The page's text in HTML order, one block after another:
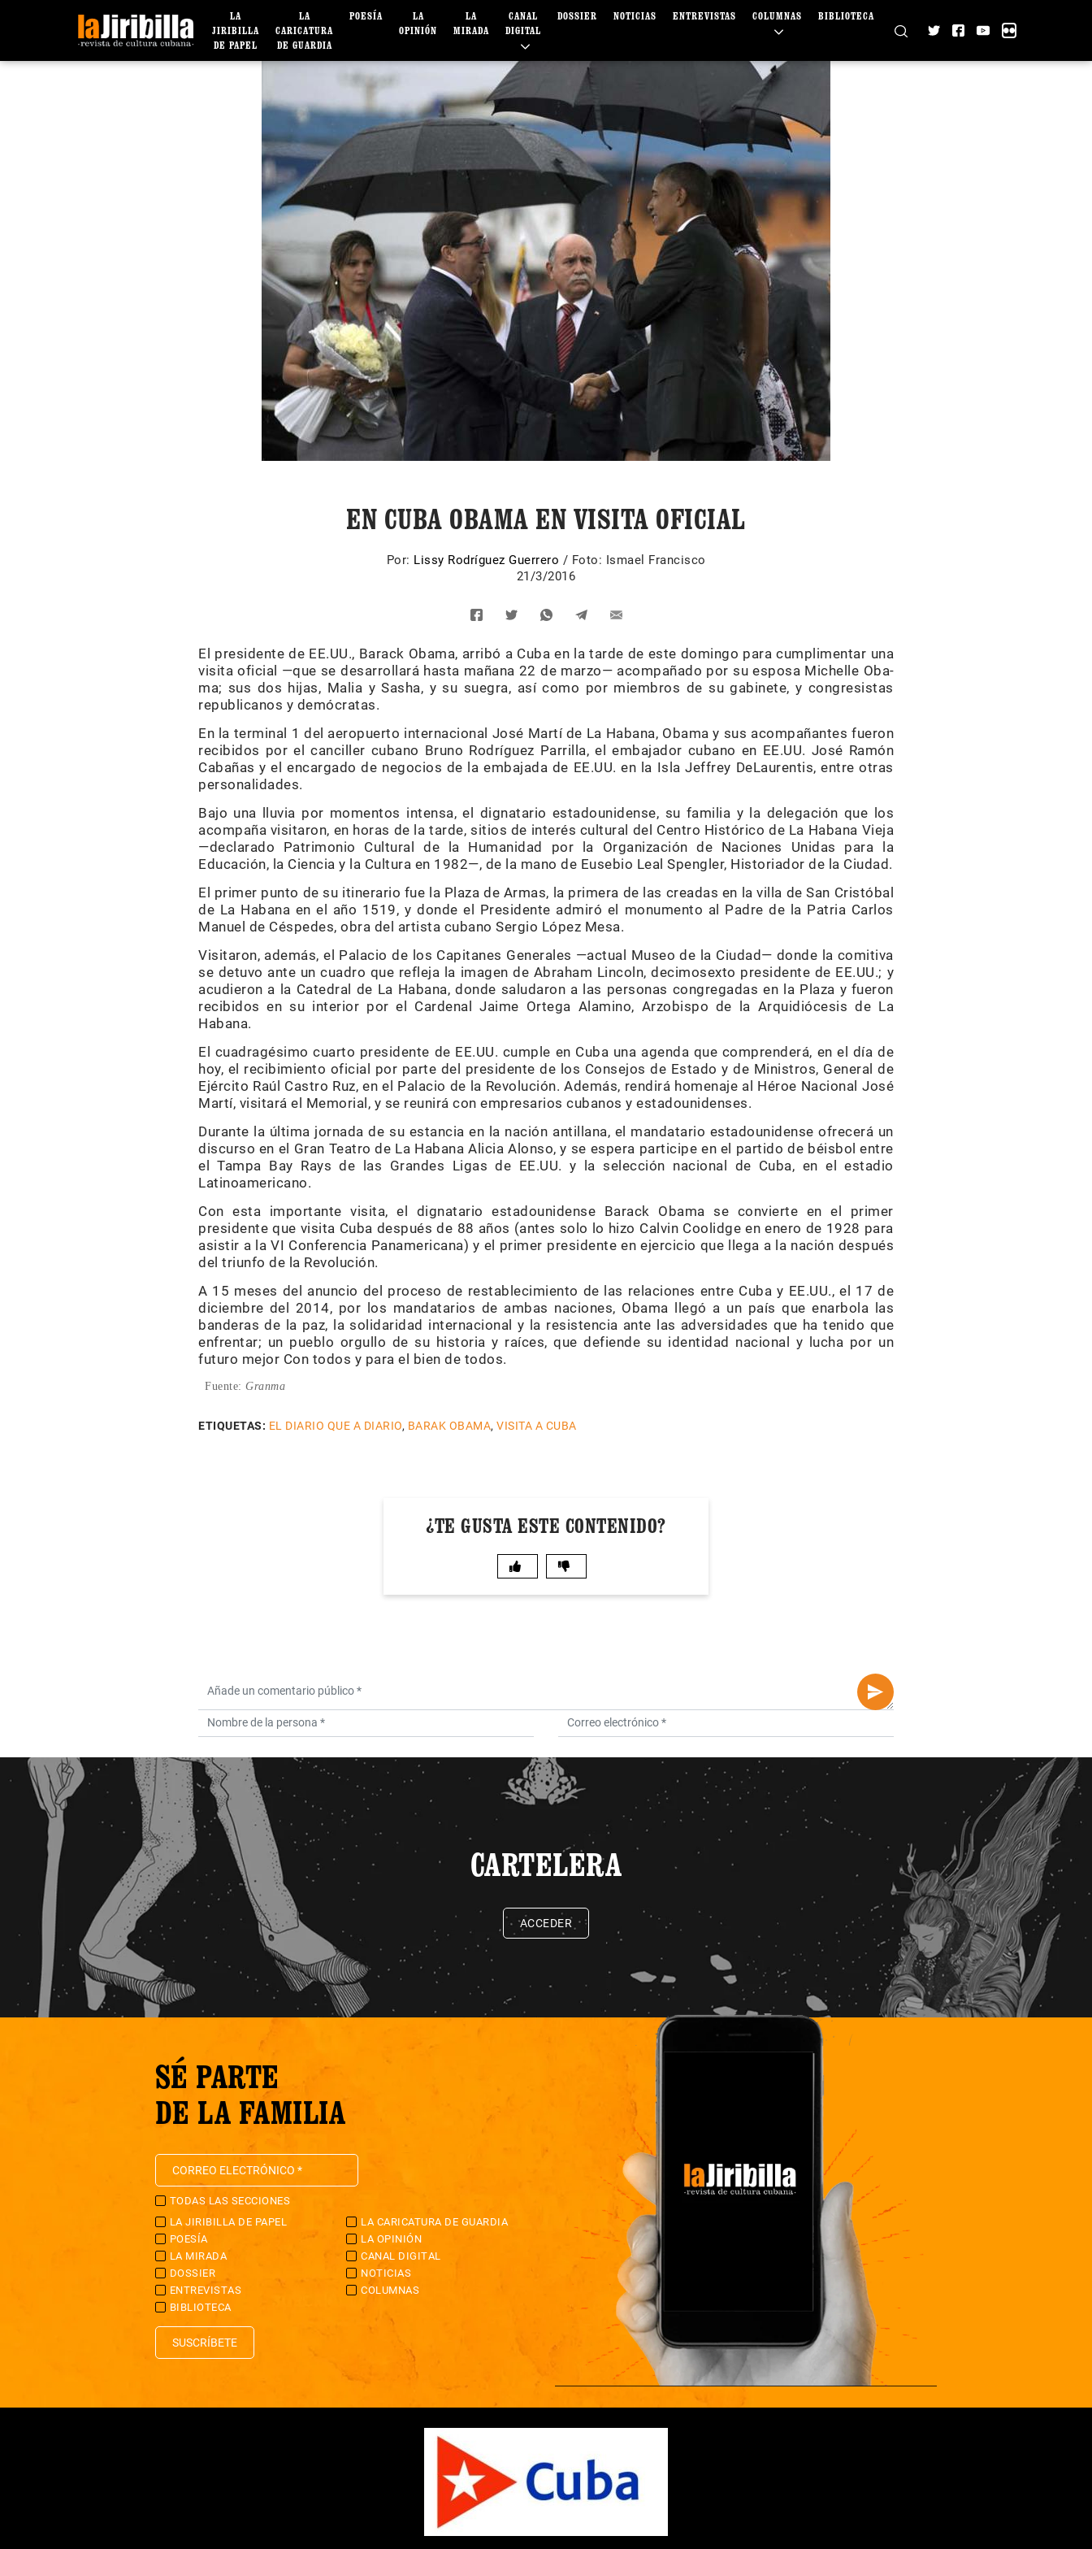
LA
JIRIBILLA
DE PAPEL
LA
CARICATURA
DE GUARDIA
POESÍA
LA
OPINIÓN
LA
MIRADA
CANAL
DIGITAL
DOSSIER NOTICIAS ENTREVISTAS COLUMNAS BIBLIOTECA
EN CUBA OBAMA EN VISITA OFICIAL
Por: Lissy Rodríguez Guerrero / Foto: Ismael Francisco
21/3/2016
El presidente de EE.UU., Barack Obama, arribó a Cuba en la tarde de este domingo para cumplimentar una
visita oficial —que se desarrollará hasta mañana 22 de marzo— acompañado por su esposa Mi­che­lle Oba­
ma; sus dos hijas, Malia y Sasha, y su suegra, así como por miembros de su gabinete, y congresistas
republicanos y demócratas.
En la terminal 1 del aeropuerto in­ternacional José Martí de La Ha­ba­na, Obama y sus acompañantes fueron
re­cibidos por el canciller cubano Bru­no Rodríguez Parrilla, el embajador cubano en EE.UU. José Ra­món
Cabañas y el en­cargado de ne­gocios de la embajada de EE.UU. en la Isla Jeffrey De­Lau­rentis, entre otras
personalidades.
Bajo una lluvia por momentos in­tensa, el dignatario estadounidense, su familia y la delegación que los
acompaña visitaron, en horas de la tarde, sitios de interés cultural del Centro Histórico de La Habana Vie­ja
—declarado Patrimonio Cultural de la Humanidad por la Orga­ni­zación de Na­ciones Unidas para la
Educación, la Ciencia y la Cultura en 1982—, de la mano de Eusebio Leal Spengler, Histo­riador de la Ciudad.
El primer punto de su itinerario fue la Plaza de Armas, la primera de las creadas en la villa de San Cris­­tóbal
de La Habana en el año 1519, y donde el Presidente admiró el monumento al Padre de la Patria Carlos
Manuel de Céspedes, obra del artista cubano Sergio López Mesa.
Visitaron, además, el Palacio de los Capitanes Generales —actual Mu­­seo de la Ciudad— donde la co­mitiva
se detuvo ante un cuadro que refleja la imagen de Abraham Lincoln, decimosexto presidente de EE.UU.; y
acudieron a la Catedral de La Habana, donde saludaron a las personas congregadas en la Plaza y fueron
recibidos en su interior por el Cardenal Jaime Or­tega Alamino, Arzobispo de la Ar­qui­diócesis de La
Habana.
El cuadragésimo cuarto presidente de EE.UU. cumple en Cu­ba una agenda que comprenderá, en el día de
hoy, el recibimiento oficial por parte del presidente de los Consejos de Estado y de Mi­nistros, General de
Ejército Raúl Cas­­tro Ruz, en el Pa­lacio de la Re­vo­lución. Además, ren­­­­­dirá homenaje al Héroe Nacional José
Martí, visitará el Memorial, y se reunirá con em­presarios cubanos y estadounidenses.
Durante la última jornada de su estancia en la nación antillana, el mandatario estadounidense ofrecerá un
discurso en el Gran Teatro de La Habana Alicia Alonso, y se espera participe en el partido de béisbol entre
el Tampa Bay Rays de las Gran­­­des Ligas de EE.UU. y la selección nacional de Cu­ba, en el es­tadio
Latinoame­ri­cano.
Con esta importante visita, el dig­natario estadounidense Barack Oba­­­­­­ma se convierte en el primer
presidente que visita Cuba después de 88 años (antes solo lo hizo Calvin Coolidge en enero de 1928 para
asistir a la VI Conferencia Pa­na­me­ricana) y el primer presidente en ejercicio que llega a la na­ción después
del triunfo de la Re­vo­lución.
A 15 meses del anuncio del proceso de restablecimiento de las relaciones entre Cuba y EE.UU., el 17 de
diciembre del 2014, por los mandatarios de ambas na­ciones, Obama llegó a un país que enarbola las
banderas de la paz, la solidaridad internacional y la resistencia ante las adversidades que ha tenido que
enfrentar; un pueblo or­gullo de su historia y raíces, que de­fiende su identidad nacional y lu­cha por un
futuro mejor Con todos y para el bien de todos.
Fuente: Granma
ETIQUETAS: EL DIARIO QUE A DIARIO, BARAK OBAMA, VISITA A CUBA
¿TE GUSTA ESTE CONTENIDO?
CARTELERA
ACCEDER
SÉ PARTE
DE LA FAMILIA
TODAS LAS SECCIONES
LA JIRIBILLA DE PAPEL
LA CARICATURA DE GUARDIA
POESÍA
LA OPINIÓN
LA MIRADA
CANAL DIGITAL
DOSSIER
NOTICIAS
ENTREVISTAS
COLUMNAS
BIBLIOTECA
SUSCRÍBETE